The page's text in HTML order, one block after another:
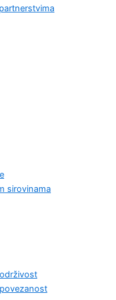
sirovinama